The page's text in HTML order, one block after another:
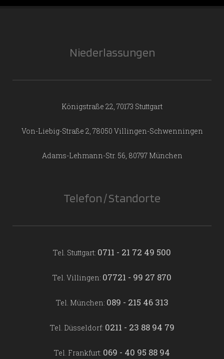
Niederlassungen
Königstraße 22, 70173 Stuttgart
Von-Liebig-Straße 2, 78050 Villingen-Schwenningen
Adams-Lehmann-Str. 56, 80797 München
Telefon / Standorte
Tel. Stuttgart: 0711 - 21 72 49 500
Tel. Villingen: 07721 - 99 27 870
Tel. München: 089 - 215 46 313
Tel. Düsseldorf: 0211 - 23 88 94 79
Tel. Frankfurt: 069 - 40 95 88 94